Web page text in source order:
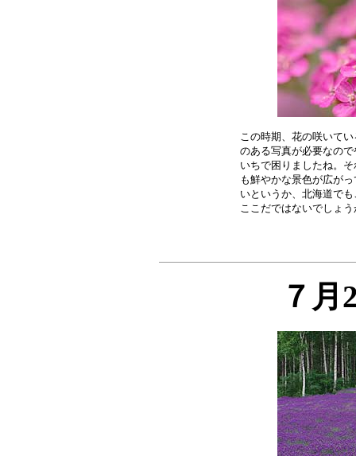
この時期、花の咲いて
のある写真が必要なの
いちで困りましたね。
も鮮やかな景色が広が
いというか、北海道で
７月